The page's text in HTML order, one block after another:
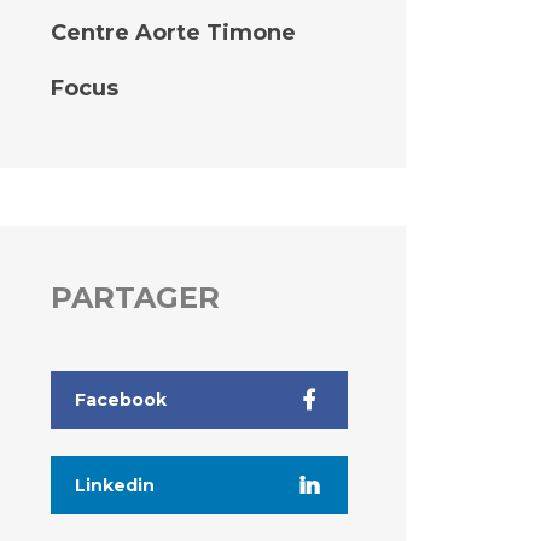
Centre Aorte Timone
Focus
PARTAGER
Facebook
Linkedin